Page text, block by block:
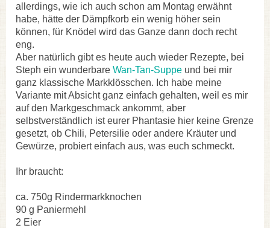
allerdings, wie ich auch schon am Montag erwähnt
habe, hätte der Dämpfkorb ein wenig höher sein
können, für Knödel wird das Ganze dann doch recht
eng.
Aber natürlich gibt es heute auch wieder Rezepte, bei
Steph ein wunderbare Wan-Tan-Suppe und bei mir
ganz klassische Markklösschen. Ich habe meine
Variante mit Absicht ganz einfach gehalten, weil es mir
auf den Markgeschmack ankommt, aber
selbstverständlich ist eurer Phantasie hier keine Grenze
gesetzt, ob Chili, Petersilie oder andere Kräuter und
Gewürze, probiert einfach aus, was euch schmeckt.
Ihr braucht:
ca. 750g Rindermarkknochen
90 g Paniermehl
2 Eier